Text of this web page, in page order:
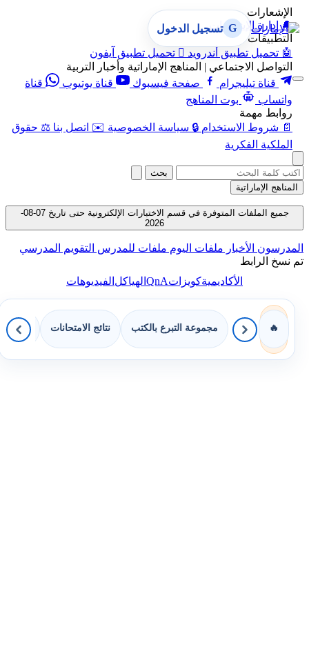
الإشعارات
🔔 إدارة الإشعارات
التطبيقات
🤖 تحميل تطبيق أندرويد  تحميل تطبيق آيفون
التواصل الاجتماعي | المناهج الإماراتية وأخبار التربية
قناة تيليجرام
صفحة فيسبوك قناة يوتيوب
قناة
واتساب
بوت المناهج
روابط مهمة
📄 شروط الاستخدام 🔒 سياسة الخصوصية ✉️ اتصل بنا ⚖️ حقوق
الملكية الفكرية
G تسجيل الدخول
بحث
المناهج الإماراتية
جميع الملفات المتوفرة في قسم الاختبارات الإلكترونية حتى تاريخ 07-08-
2026
المدرسون الأخبار ملفات اليوم ملفات للمدرس التقويم المدرسي
تم نسخ الرابط
الأكاديميةكويزاتQnAالهياكل الفيديوهات
🔥 مجموعة التبرع بالكتب نتائج الامتحانات